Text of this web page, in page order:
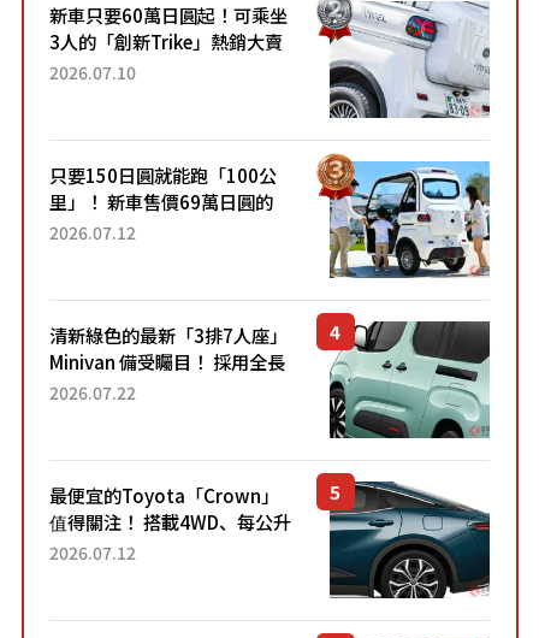
新車只要60萬日圓起！可乘坐
3人的「創新Trike」熱銷大賣
成為人氣車款！「養車成本真
2026.07.10
只要150日圓就能跑「100公
里」！ 新車售價69萬日圓的
「3人座」Trike大受歡迎！ 順
2026.07.12
清新綠色的最新「3排7人座」
Minivan 備受矚目！ 採用全長
4.7公尺剛剛好的車身尺寸與
2026.07.22
最便宜的Toyota「Crown」
值得關注！ 搭載4WD、每公升
22.4公里低油耗表現超亮眼！
2026.07.12